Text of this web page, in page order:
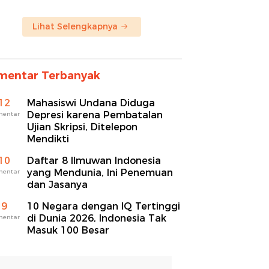
Lihat Selengkapnya
Terbanyak
Mahasiswi Undana Diduga
Depresi karena Pembatalan
Ujian Skripsi, Ditelepon
Mendikti
Daftar 8 Ilmuwan Indonesia
yang Mendunia, Ini Penemuan
dan Jasanya
9
10 Negara dengan IQ Tertinggi
di Dunia 2026, Indonesia Tak
Masuk 100 Besar